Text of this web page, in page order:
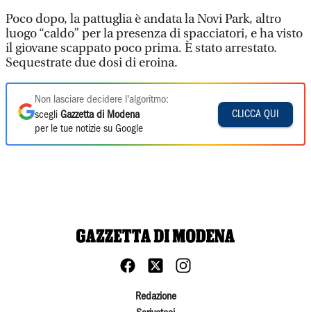
Poco dopo, la pattuglia è andata la Novi Park, altro
luogo “caldo” per la presenza di spacciatori, e ha visto
il giovane scappato poco prima. È stato arrestato.
Sequestrate due dosi di eroina.
Non lasciare decidere l'algoritmo:
scegli Gazzetta di Modena
per le tue notizie su Google
CLICCA QUI
Redazione